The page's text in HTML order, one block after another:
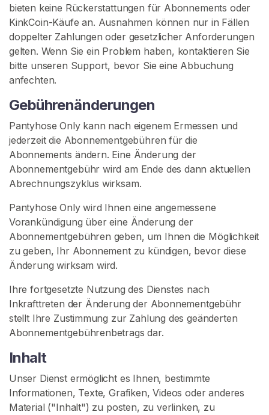
bieten keine Rückerstattungen für Abonnements oder
KinkCoin-Käufe an. Ausnahmen können nur in Fällen
doppelter Zahlungen oder gesetzlicher Anforderungen
gelten. Wenn Sie ein Problem haben, kontaktieren Sie
bitte unseren Support, bevor Sie eine Abbuchung
anfechten.
Gebührenänderungen
Pantyhose Only kann nach eigenem Ermessen und
jederzeit die Abonnementgebühren für die
Abonnements ändern. Eine Änderung der
Abonnementgebühr wird am Ende des dann aktuellen
Abrechnungszyklus wirksam.
Pantyhose Only wird Ihnen eine angemessene
Vorankündigung über eine Änderung der
Abonnementgebühren geben, um Ihnen die Möglichkeit
zu geben, Ihr Abonnement zu kündigen, bevor diese
Änderung wirksam wird.
Ihre fortgesetzte Nutzung des Dienstes nach
Inkrafttreten der Änderung der Abonnementgebühr
stellt Ihre Zustimmung zur Zahlung des geänderten
Abonnementgebührenbetrags dar.
Inhalt
Unser Dienst ermöglicht es Ihnen, bestimmte
Informationen, Texte, Grafiken, Videos oder anderes
Material ("Inhalt") zu posten, zu verlinken, zu
A
b
g
e
t
a
e
c
k
e
n
U
C
E
K